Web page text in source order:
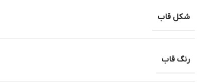
شکل قاب
رنگ قاب